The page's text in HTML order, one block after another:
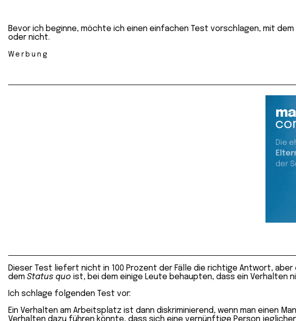
Bevor ich beginne, möchte ich einen einfachen Test vorschlagen, mit
oder nicht.
Werbung
Dieser Test liefert nicht in 100 Prozent der Fälle die richtige Antwort,
dem Status quo ist, bei dem einige Leute behaupten, dass ein Verhalten
Ich schlage folgenden Test vor:
Ein Verhalten am Arbeitsplatz ist dann diskriminierend, wenn man einen